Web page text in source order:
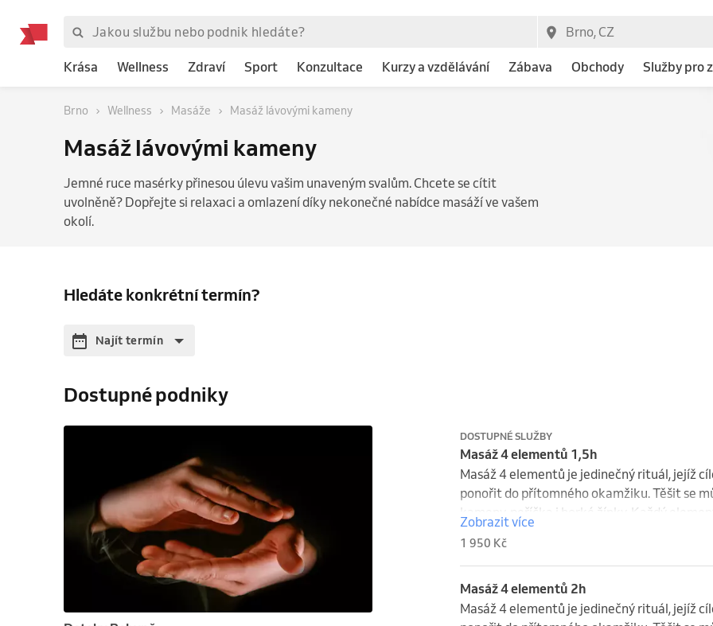
Krása Wellness Zdraví Sport Konzultace Kurzy a vzdělávání Zábava Obchody Služby pro
Brno Wellness Masáže Masáž lávovými kameny
Masáž lávovými kameny
Jemné ruce masérky přinesou úlevu vašim unaveným svalům. Chcete se cítit
uvolněně? Dopřejte si relaxaci a omlazení díky nekonečné nabídce masáží ve vašem
okolí.
Hledáte konkrétní termín?
Najít termín
Dostupné podniky
DOSTUPNÉ SLUŽBY
Masáž 4 elementů 1,5h
Masáž 4 elementů je jedinečný rituál, jejíž
ponořit do přítomného okamžiku. Těšit se
kameny, peříčka i horké žínky. Každý
kvalitu doteku, energie i prožitku tak, aby
Zobrazit více
1 950 Kč
Masáž 4 elementů 2h
Masáž 4 elementů je jedinečný rituál, jejíž